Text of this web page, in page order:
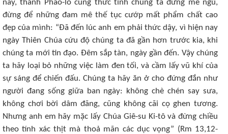
nay, thánh Phao-lô cũng thức tỉnh chúng ta đừng mê ngủ,
đừng để những đam mê thế tục cướp mất phẩm chất cao
đẹp của mình: “Đã đến lúc anh em phải thức dậy, vì hiện nay
ngày Thiên Chúa cứu độ chúng ta đã gần hơn trước kia, khi
chúng ta mới tin đạo. Đêm sắp tàn, ngày gần đến. Vậy chúng
ta hãy loại bỏ những việc làm đen tối, và cầm lấy vũ khí của
sự sáng để chiến đấu. Chúng ta hãy ăn ở cho đứng đắn như
người đang sống giữa ban ngày: không chè chén say sưa,
không chơi bời dâm đãng, cũng không cãi cọ ghen tương.
Nhưng anh em hãy mặc lấy Chúa Giê-su Ki-tô và đừng chiều
theo tính xác thịt mà thoả mãn các dục vọng” (Rm 13,12-